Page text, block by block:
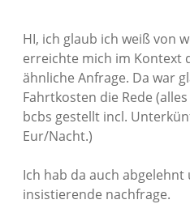
HI, ich glaub ich weiß von
erreichte mich im Kontext
ähnliche Anfrage. Da war
Fahrtkosten die Rede
bcbs gestellt incl.
Eur/Nacht.)
Ich hab da auch abgelehnt
insistierende nachfrage.